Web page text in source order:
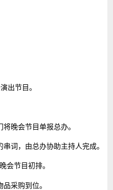
出节目。
晚会节目单报总办。
词，由总办协助主持人完成。
会节目初排。
采购到位。